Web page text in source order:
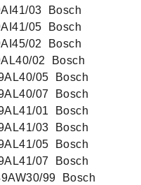
03 ‍ Bosch
05 ‍ Bosch
02 ‍ Bosch
02 ‍ Bosch
05 ‍ Bosch
07 ‍ Bosch
01 ‍ Bosch
03 ‍ Bosch
05 ‍ Bosch
07 ‍ Bosch
99 ‍ Bosch